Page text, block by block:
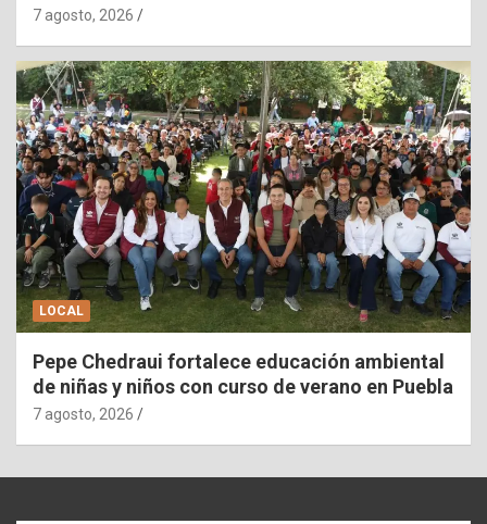
7 agosto, 2026
LOCAL
Pepe Chedraui fortalece educación ambiental
de niñas y niños con curso de verano en Puebla
7 agosto, 2026